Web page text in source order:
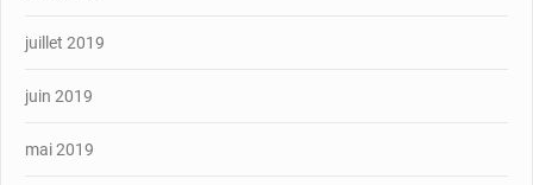
juillet 2019
juin 2019
mai 2019